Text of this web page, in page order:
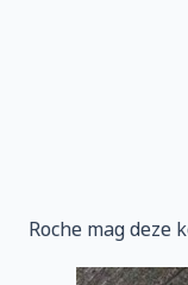
Roche mag deze